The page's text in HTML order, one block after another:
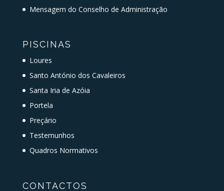
Mensagem do Conselho de Administração
PISCINAS
Loures
Santo António dos Cavaleiros
Santa Iria de Azóia
Portela
Preçário
Testemunhos
Quadros Normativos
CONTACTOS